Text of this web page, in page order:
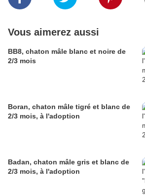
Vous aimerez aussi
BB8, chaton mâle blanc et noire de
2/3 mois
Boran, chaton mâle tigré et blanc de
2/3 mois, à l'adoption
Badan, chaton mâle gris et blanc de
2/3 mois, à l'adoption